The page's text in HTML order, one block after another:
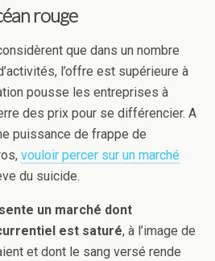
rouge
que dans un nombre
l’offre est supérieure à
pousse les entreprises à
des prix pour se différencier. A
puissance de frappe de
vouloir percer sur un marché
du suicide.
un marché dont
est saturé, à l’image de
et dont le sang versé rende